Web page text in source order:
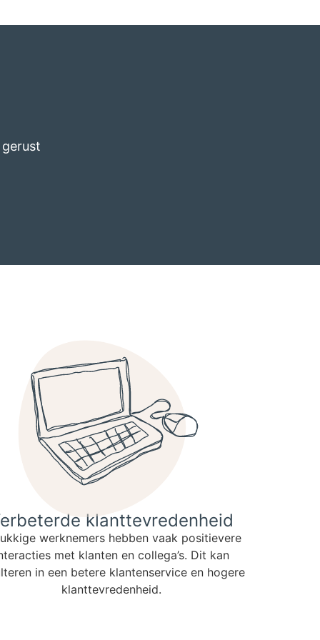
klanttevredenheid
werknemers hebben vaak positievere
met klanten en collega’s. Dit kan
in een betere klantenservice en hogere
klanttevredenheid.